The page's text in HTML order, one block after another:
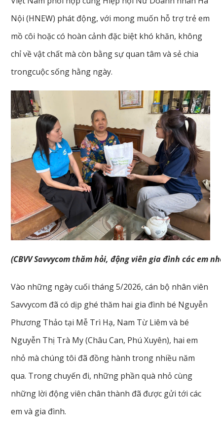
Nội (HNEW) phát động, với mong muốn hỗ trợ trẻ em
mồ côi hoặc có hoàn cảnh đặc biệt khó khăn, không
chỉ về vật chất mà còn bằng sự quan tâm và sẻ chia
trongcuộc sống hằng ngày.
(CBVV Savvycom thăm hỏi, động viên gia đình các em
Vào những ngày cuối tháng 5/2026, cán bộ nhân viên
Savvycom đã có dịp ghé thăm hai gia đình bé Nguyễn
Phương Thảo tại Mễ Trì Hạ, Nam Từ Liêm và bé
Nguyễn Thị Trà My (Châu Can, Phú Xuyên), hai em
nhỏ mà chúng tôi đã đồng hành trong nhiều năm
qua. Trong chuyến đi, những phần quà nhỏ cùng
những lời động viên chân thành đã được gửi tới các
em và gia đình.